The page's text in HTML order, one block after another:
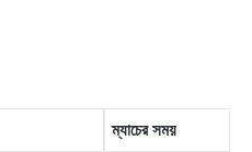
ম্যাচেরসময়